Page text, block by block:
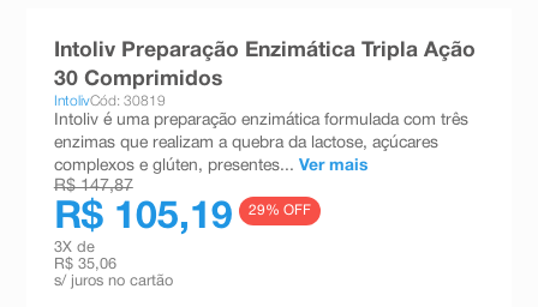
Intoliv Preparação Enzimática Tripla Ação
30 Comprimidos
IntolivCód: 30819
Intoliv é uma preparação enzimática formulada com três
enzimas que realizam a quebra da lactose, açúcares
complexos e glúten, presentes... Ver mais
R$ 147,87
R$ 105,19 29% OFF
3X de
R$ 35,06
s/ juros no cartão
absorvente
ºshampoo